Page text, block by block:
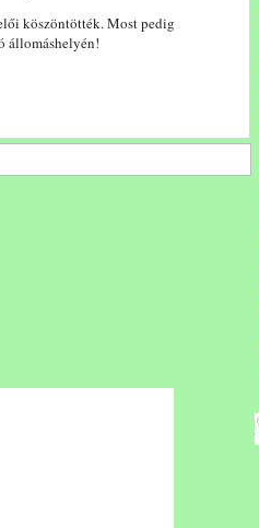
köszöntötték. Most pedig
állomáshelyén!